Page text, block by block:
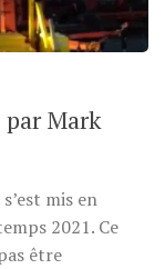
Mark
mis en
2021. Ce
être